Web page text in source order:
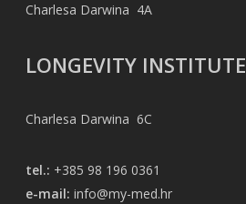
Charlesa Darwina 4A
LONGEVITY INSTITUTE
Charlesa Darwina 6C
tel.: +385 98 196 0361
e-mail: info@my-med.hr